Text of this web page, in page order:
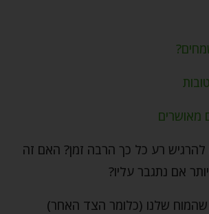
מאושרים
רע כל כך הרבה זמן? האם זה
אם נתגבר עליו?
שהמוח שלנו (כלומר הצד האחר)